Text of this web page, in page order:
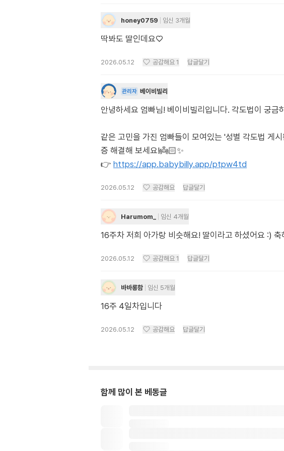
honey0759 임신 3개월
딱봐도 딸인데요♡
2026.05.12 공감해요 1 답글달기
관리자 베이비빌리
안녕하세요 엄빠님! 베이비빌리입니다. 각도법이 궁금
같은 고민을 가진 엄빠들이 모여있는 '성별 각도법 게
증 해결해 보세요!👼🏻✨
👉 https://app.babybilly.app/ptpw4td
2026.05.12 공감해요 답글달기
Harumom_ 임신 4개월
16주차 저희 아가랑 비슷해요! 딸이라고 하셨어요 :) 축
2026.05.12 공감해요 1 답글달기
바바롱함 임신 5개월
16주 4일차입니다
2026.05.12 공감해요 답글달기
함께 많이 본 베동글